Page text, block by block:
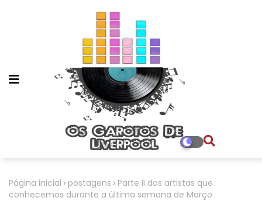
Página inicial postagens
Parte II dos artistas que
conhecemos durante a última semana de Março